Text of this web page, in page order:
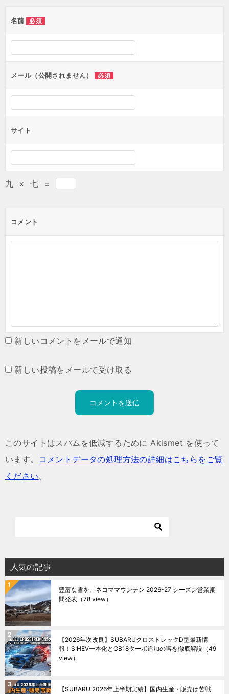
ー
シ
ョ
ン
名前 必須
メール（公開されません） 必須
サイト
九 × 七 =
コメント
新しいコメントをメールで通知
新しい投稿をメールで受け取る
このサイトはスパムを低減するために Akismet を使って
います。
コメントデータの処理方法の詳細はこちらをご覧
ください。
人気の記事
豊富な雪を。ネコママウンテン 2026-27 シーズン営業期
間発表 （78 view）
【2026年次改良】SUBARUクロストレックD型最新情
報！S:HEV一本化とCB18ターボ追加の噂を徹底解説 （49
view）
【SUBARU 2026年上半期実績】国内生産・販売は苦戦